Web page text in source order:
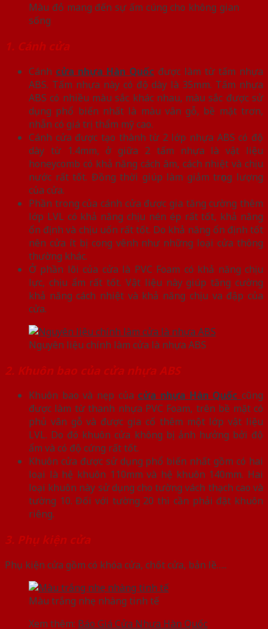
Màu đỏ mang đến sự ấm cúng cho không gian
sống
1. Cánh cửa
Cánh cửa nhựa Hàn Quốc được làm từ tấm nhựa
ABS. Tấm nhựa này có độ dày là 35mm. Tấm nhựa
ABS có nhiều màu sắc khác nhau, màu sắc được sử
dụng phổ biến nhất là màu vân gỗ, bề mặt trơn,
nhẵn có giá trị thẩm mỹ cao.
Cánh cửa được tạo thành từ 2 lớp nhựa ABS có độ
dày từ 1.4mm, ở giữa 2 tấm nhựa là vật liệu
honeycomb có khả năng cách âm, cách nhiệt và chịu
nước rất tốt. Đồng thời giúp làm giảm trọng lượng
của cửa.
Phần trong của cánh cửa được gia tăng cường thêm
lớp LVL có khả năng chịu nén ép rất tốt, khả năng
ổn định và chịu uốn rất tốt. Do khả năng ổn định tốt
nên cửa ít bị cong vênh như những loại cửa thông
thường khác.
Ở phần lõi của cửa là PVC Foam có khả năng chịu
lực, chịu ẩm rất tốt. Vật liệu này giúp tăng cường
khả năng cách nhiệt và khả năng chịu va đập của
cửa.
Nguyên liệu chính làm cửa là nhựa ABS
2. Khuôn bao của cửa nhựa ABS
Khuôn bao và nẹp của cửa nhựa Hàn Quốc cũng
được làm từ thanh nhựa PVC Foam, trên bề mặt có
phủ vân gỗ và được gia cố thêm một lớp vật liệu
LVL. Do đó khuôn cửa không bị ảnh hưởng bởi độ
ẩm và có độ cứng rất tốt.
Khuôn cửa được sử dụng phổ biến nhất gồm có hai
loại là hệ khuôn 110mm và hệ khuôn 140mm. Hai
loại khuôn này sử dụng cho tường vách thạch cao và
tường 10. Đối với tường 20 thì cần phải đặt khuôn
riêng.
3. Phụ kiện cửa
Phụ kiện cửa gồm có khóa cửa, chốt cửa, bản lề…..
Màu trắng nhẹ nhàng tinh tế
Xem thêm: Báo Giá Cửa Nhựa Hàn Quốc